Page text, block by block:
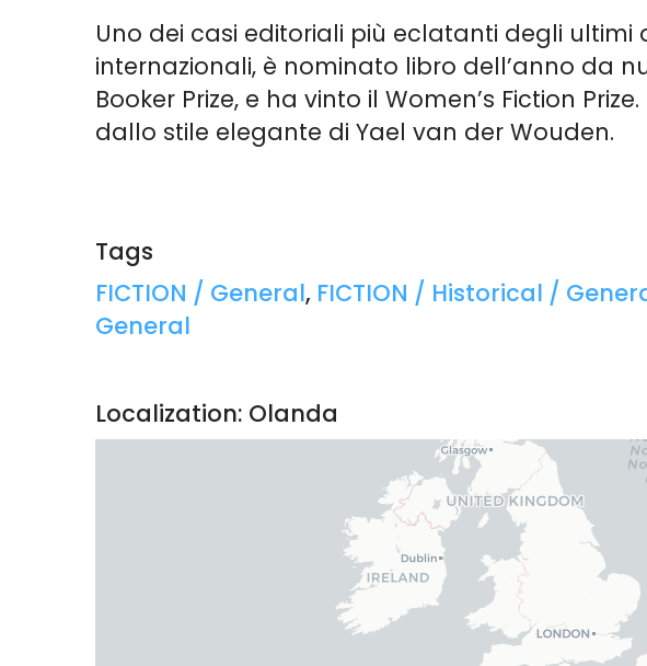
Uno dei casi editoriali più eclatanti degli
internazionali, è nominato libro dell’anno da
Booker Prize, e ha vinto il Women’s Fiction
dallo stile elegante di Yael van der Wouden.
Tags
Tags:
FICTION / General, FICTION / Historical /
General
Localization: Olanda